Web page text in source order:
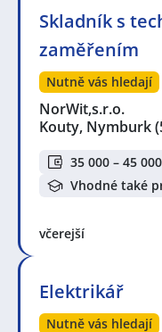
Skladník s
zaměřením
Nutně vás hledají
NorWit,s.r.o.
Kouty, Nymburk
35 000 – 45
Vhodné také
včerejší
Elektrikář
Nutně vás hledají